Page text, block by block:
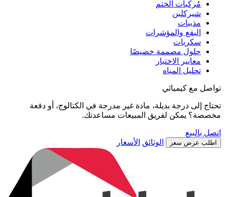
مُركّبات الختم
شيركلين
مذيبات
البقع والمؤشرات
سكريات
حلول مصممة خصيصًا
معايير الاختبار
تحليل المياه
تواصل مع كيميائي
تحتاج إلى درجة بديلة، مادة غير مدرجة في الكتالوج، أو دفعة
مخصصة؟ يمكن لفريق المبيعات مساعدتك.
اتصل بالبيع
اطلب عرض سعر الوثائق الأسعار